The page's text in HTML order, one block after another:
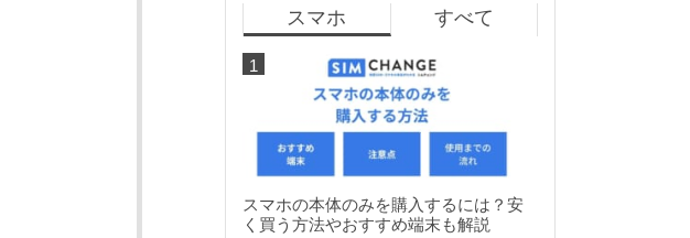
スマホ すべて
スマホの本体のみを購入するには？安
く買う方法やおすすめ端末も解説